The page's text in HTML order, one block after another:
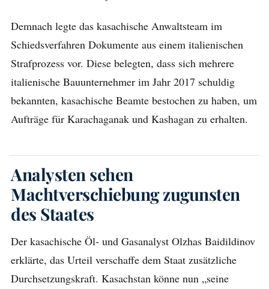
Demnach legte das kasachische Anwaltsteam im
Schiedsverfahren Dokumente aus einem italienischen
Strafprozess vor. Diese belegten, dass sich mehrere
italienische Bauunternehmer im Jahr 2017 schuldig
bekannten, kasachische Beamte bestochen zu haben, um
Aufträge für Karachaganak und Kashagan zu erhalten.
Analysten sehen
Machtverschiebung zugunsten
des Staates
Der kasachische Öl- und Gasanalyst Olzhas Baidildinov
erklärte, das Urteil verschaffe dem Staat zusätzliche
Durchsetzungskraft. Kasachstan könne nun „seine